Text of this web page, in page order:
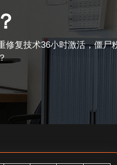
修复技术36小时激活，僵尸